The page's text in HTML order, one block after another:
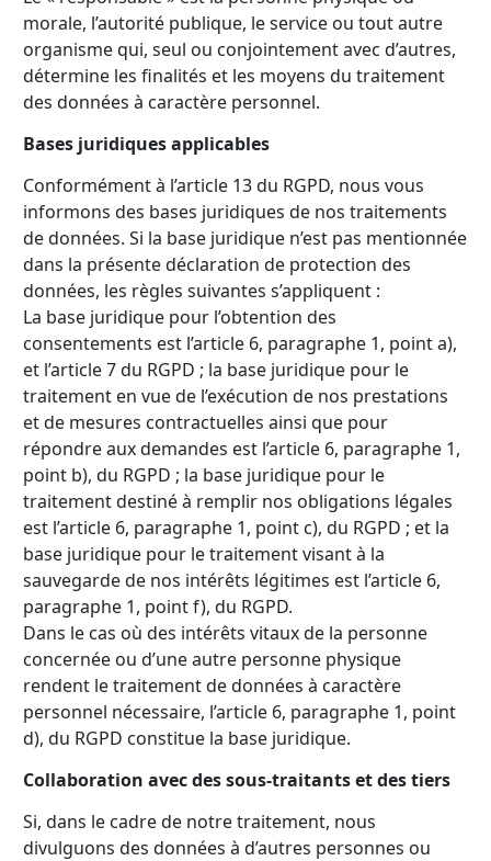
morale, l’autorité publique, le service ou tout autre
organisme qui, seul ou conjointement avec d’autres,
détermine les finalités et les moyens du traitement
des données à caractère personnel.
Bases juridiques applicables
Conformément à l’article 13 du RGPD, nous vous
informons des bases juridiques de nos traitements
de données. Si la base juridique n’est pas mentionnée
dans la présente déclaration de protection des
données, les règles suivantes s’appliquent :
La base juridique pour l’obtention des
consentements est l’article 6, paragraphe 1, point a),
et l’article 7 du RGPD ; la base juridique pour le
traitement en vue de l’exécution de nos prestations
et de mesures contractuelles ainsi que pour
répondre aux demandes est l’article 6, paragraphe 1,
point b), du RGPD ; la base juridique pour le
traitement destiné à remplir nos obligations légales
est l’article 6, paragraphe 1, point c), du RGPD ; et la
base juridique pour le traitement visant à la
sauvegarde de nos intérêts légitimes est l’article 6,
paragraphe 1, point f), du RGPD.
Dans le cas où des intérêts vitaux de la personne
concernée ou d’une autre personne physique
rendent le traitement de données à caractère
personnel nécessaire, l’article 6, paragraphe 1, point
d), du RGPD constitue la base juridique.
Collaboration avec des sous-traitants et des tiers
Si, dans le cadre de notre traitement, nous
divulguons des données à d’autres personnes ou